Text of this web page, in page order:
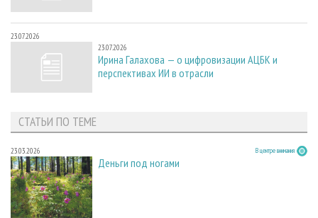
23.07.2026
23.07.2026
Ирина Галахова — о цифровизации АЦБК и
перспективах ИИ в отрасли
СТАТЬИ ПО ТЕМЕ
23.03.2026 В центре внимания
Деньги под ногами